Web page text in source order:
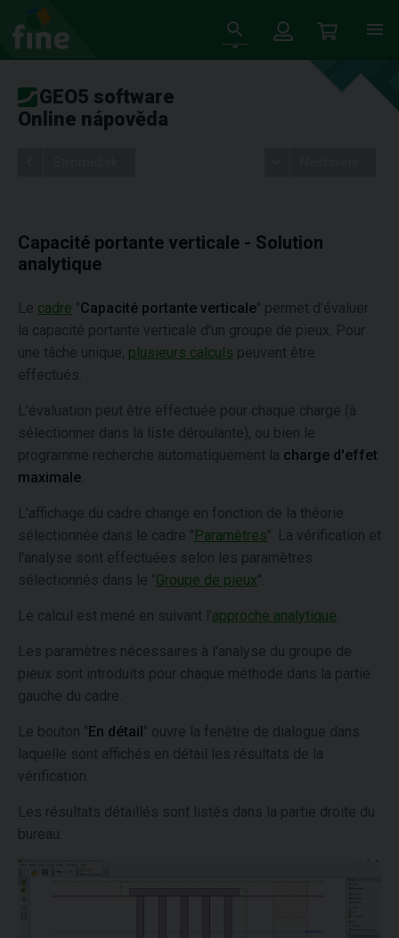
GEO5 software
Online nápověda
Capacité portante verticale - Solution
analytique
Le cadre "Capacité portante verticale" permet d'évaluer
la capacité portante verticale d'un groupe de pieux. Pour
une tâche unique, plusieurs calculs peuvent être
effectués.
L'évaluation peut être effectuée pour chaque charge (à
sélectionner dans la liste déroulante), ou bien le
programme recherche automatiquement la charge d'effet
maximale
L'affichage du cadre change en fonction de la théorie
sélectionnée dans le cadre "Paramètres". La vérification et
l'analyse sont effectuées selon les paramètres
sélectionnés dans le "Groupe de pieux".
Le calcul est mené en suivant l'approche analytique
Les paramètres nécessaires à l'analyse du groupe de
pieux sont introduits pour chaque méthode dans la partie
gauche du cadre.
Le bouton "En détail" ouvre la fenêtre de dialogue dans
laquelle sont affichés en détail les résultats de la
vérification.
Les résultats détaillés sont listés dans la partie droite du
bureau.